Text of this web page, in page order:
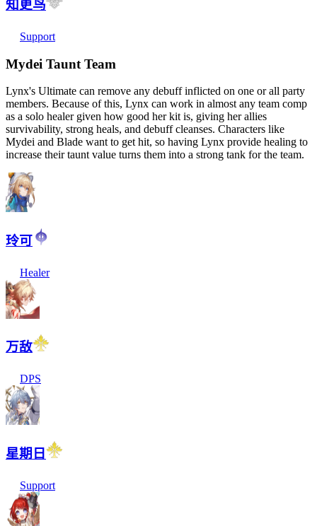
知更鸟
Support
Mydei Taunt Team
Lynx's Ultimate can remove any debuff inflicted on one or all party
members. Because of this, Lynx can work in almost any team comp
as a solo healer given how good her kit is, giving her allies
survivability, strong heals, and debuff cleanses. Characters like
Mydei and Blade want to get hit, so having Lynx provide healing to
increase their taunt value turns them into a strong tank for the team.
玲可
Healer
万敌
DPS
星期日
Support